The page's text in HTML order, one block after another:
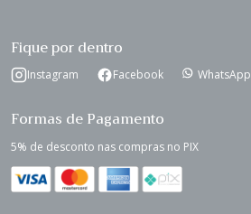
Fique por dentro
Instagram Facebook WhatsApp
Formas de Pagamento
5% de desconto nas compras no PIX